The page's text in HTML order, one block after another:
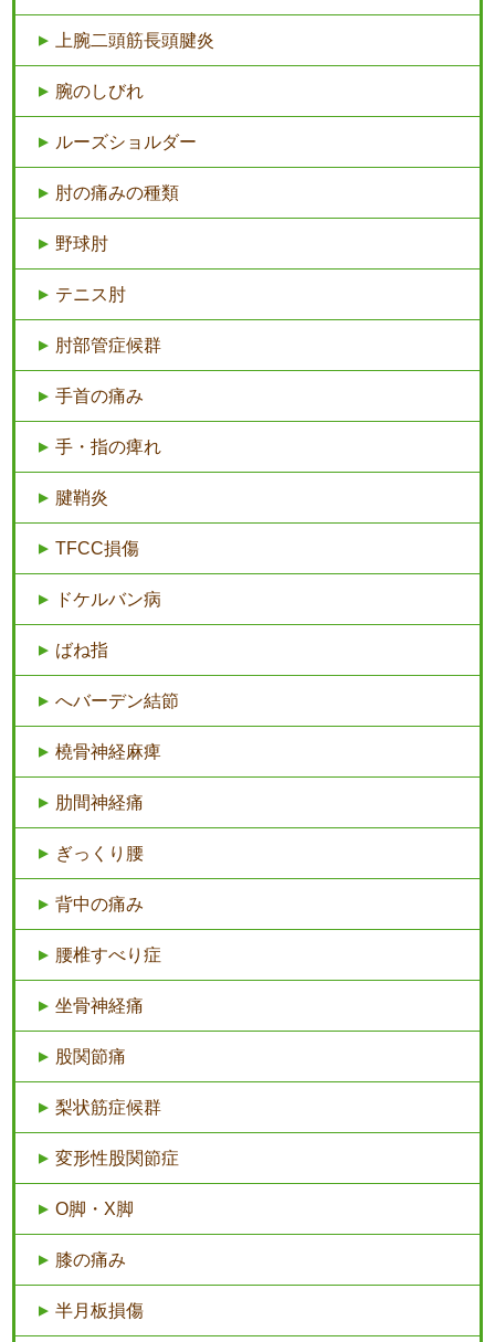
上腕二頭筋長頭腱炎
腕のしびれ
ルーズショルダー
肘の痛みの種類
野球肘
テニス肘
肘部管症候群
手首の痛み
手・指の痺れ
腱鞘炎
TFCC損傷
ドケルバン病
ばね指
へバーデン結節
橈骨神経麻痺
肋間神経痛
ぎっくり腰
背中の痛み
腰椎すべり症
坐骨神経痛
股関節痛
梨状筋症候群
変形性股関節症
O脚・X脚
膝の痛み
半月板損傷